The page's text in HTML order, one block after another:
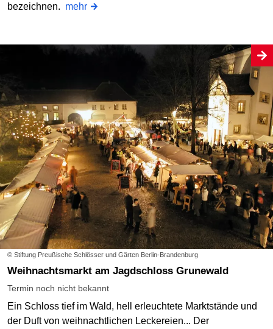
bezeichnen. mehr
© Stiftung Preußische Schlösser und Gärten Berlin-Brandenburg
Weihnachtsmarkt am Jagdschloss Grunewald
Termin noch nicht bekannt
Ein Schloss tief im Wald, hell erleuchtete Marktstände und
der Duft von weihnachtlichen Leckereien... Der